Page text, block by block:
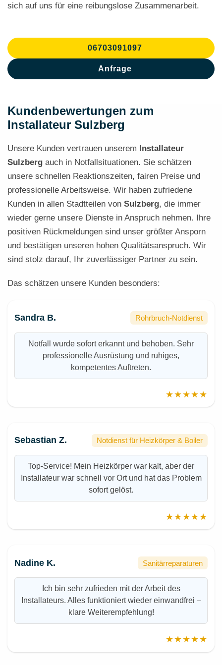
sich auf uns für eine reibungslose Zusammenarbeit.
06703091097
Anfrage
Kundenbewertungen zum
Installateur Sulzberg
Unsere Kunden vertrauen unserem Installateur
Sulzberg auch in Notfallsituationen. Sie schätzen
unsere schnellen Reaktionszeiten, fairen Preise und
professionelle Arbeitsweise. Wir haben zufriedene
Kunden in allen Stadtteilen von Sulzberg, die immer
wieder gerne unsere Dienste in Anspruch nehmen. Ihre
positiven Rückmeldungen sind unser größter Ansporn
und bestätigen unseren hohen Qualitätsanspruch. Wir
sind stolz darauf, Ihr zuverlässiger Partner zu sein.
Das schätzen unsere Kunden besonders:
Sandra B. Rohrbruch-Notdienst
Notfall wurde sofort erkannt und behoben. Sehr
professionelle Ausrüstung und ruhiges,
kompetentes Auftreten.
★★★★★
Sebastian Z. Notdienst für Heizkörper & Boiler
Top-Service! Mein Heizkörper war kalt, aber der
Installateur war schnell vor Ort und hat das Problem
sofort gelöst.
★★★★★
Nadine K. Sanitärreparaturen
Ich bin sehr zufrieden mit der Arbeit des
Installateurs. Alles funktioniert wieder einwandfrei –
klare Weiterempfehlung!
★★★★★